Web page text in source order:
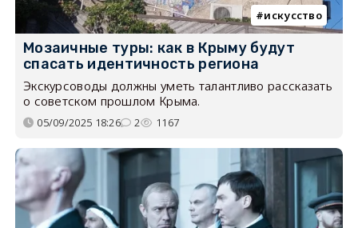
искусство
Мозаичные туры: как в Крыму будут
спасать идентичность региона
Экскурсоводы должны уметь талантливо рассказать
о советском прошлом Крыма.
05/09/2025 18:26 2 1167